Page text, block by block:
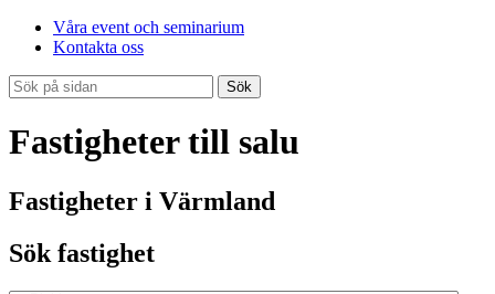
Våra event och seminarium
Kontakta oss
Sök
Fastigheter till salu
Fastigheter i Värmland
Sök fastighet